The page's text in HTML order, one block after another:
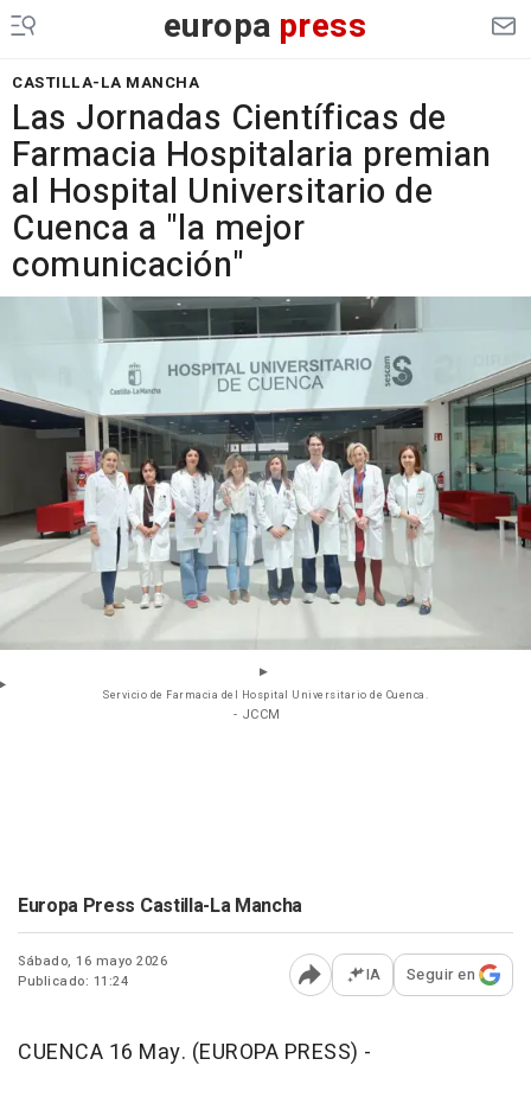
europa press
CASTILLA-LA MANCHA
Las Jornadas Científicas de
Farmacia Hospitalaria premian
al Hospital Universitario de
Cuenca a "la mejor
comunicación"
Servicio de Farmacia del Hospital Universitario de Cuenca.
- JCCM
Europa Press Castilla-La Mancha
Sábado, 16 mayo 2026
Publicado: 11:24
Abrir opciones para
IA Seguir en
CUENCA 16 May. (EUROPA PRESS) -